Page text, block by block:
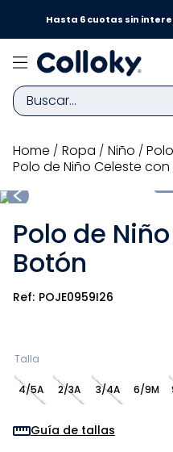
Hasta 6 cuotas sin
Buscar...
ropa niño
Polo de Niño Celeste
Polo de
Botón
POJE0959I26
Talla
4/5A 2/3A 3/4A 6/9M
Guía de tallas
TÉRMINOS MÁS BUSCADOS
1.
zapatillas niña
2.
3.
medias
4.
sandalias
niño
10. sandalias niño